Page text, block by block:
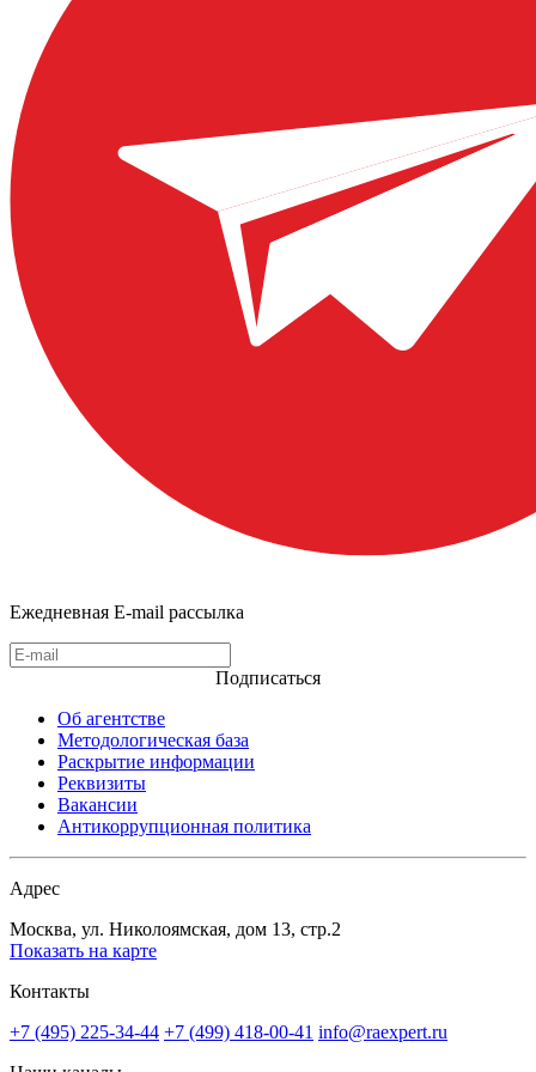
Ежедневная E-mail рассылка
Подписаться
Об агентстве
Методологическая база
Раскрытие информации
Реквизиты
Вакансии
Антикоррупционная политика
Адрес
Москва, ул. Николоямская, дом 13, стр.2
Показать на карте
Контакты
+7 (495) 225-34-44 +7 (499) 418-00-41 info@raexpert.ru